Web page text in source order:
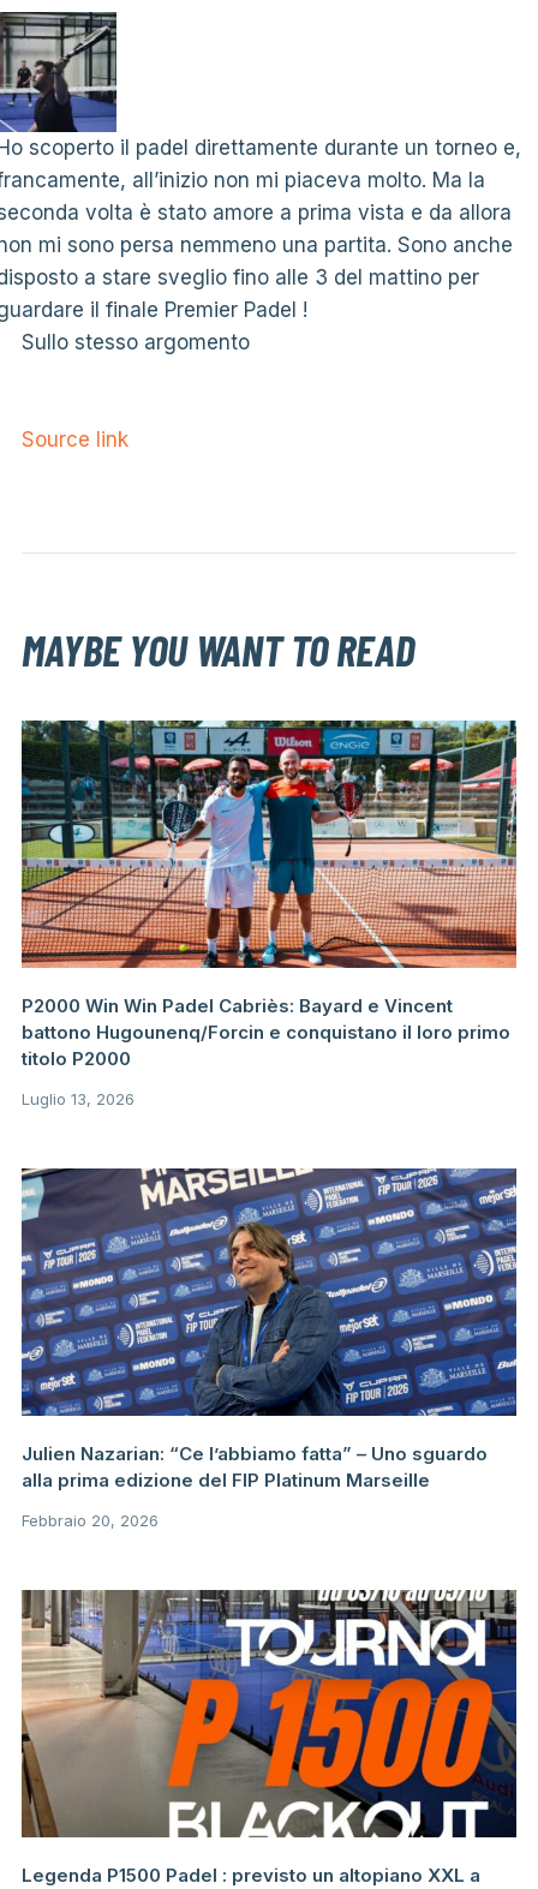
scoperto il padel direttamente durante un torneo e,
all’inizio non mi piaceva molto. Ma la
volta è stato amore a prima vista e da allora
mi sono persa nemmeno una partita. Sono anche
a stare sveglio fino alle 3 del mattino per
il finale Premier Padel !
Sullo stesso argomento
Source link
MAYBE YOU WANT TO READ
P2000 Win Win Padel Cabriès: Bayard e Vincent
battono Hugounenq/Forcin e conquistano il loro primo
titolo P2000
Luglio 13, 2026
Julien Nazarian: “Ce l’abbiamo fatta” – Uno sguardo
alla prima edizione del FIP Platinum Marseille
Febbraio 20, 2026
Legenda P1500 Padel : previsto un altopiano XXL a